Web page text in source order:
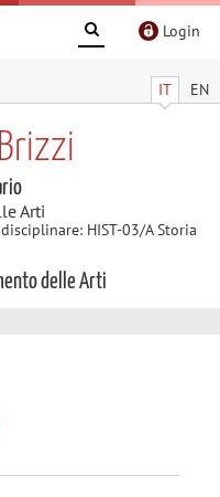
Login
IT EN
Arti
HIST-03/A Storia
delle Arti